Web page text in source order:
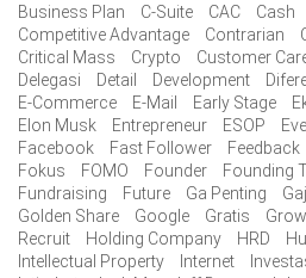
Business Plan
C-Suite CAC Cash
Competitive Advantage
Contrarian
Critical Mass
Crypto Customer
Delegasi
Detail Development
E-Commerce
E-Mail Early Stage
Elon Musk
Entrepreneur ESOP
Facebook
Fast Follower Feedback
Fokus
FOMO Founder Founding
Fundraising
Future Ga Penting
Golden Share
Google Gratis
Recruit
Holding Company HRD
Intellectual Property
Internet